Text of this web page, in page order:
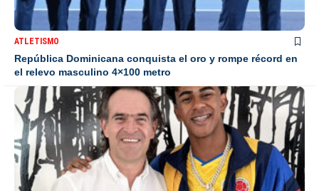
ATLETISMO
República Dominicana conquista el oro y rompe récord en
el relevo masculino 4×100 metro